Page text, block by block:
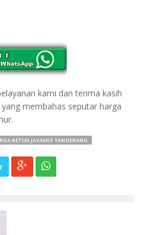
kami dan terima kasih
membahas seputar harga
BETON JAYAMIX TANGERANG